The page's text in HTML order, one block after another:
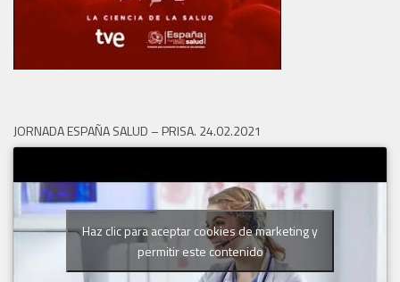
JORNADA ESPAÑA SALUD – PRISA. 24.02.2021
Haz clic para aceptar cookies de marketing y
permitir este contenido